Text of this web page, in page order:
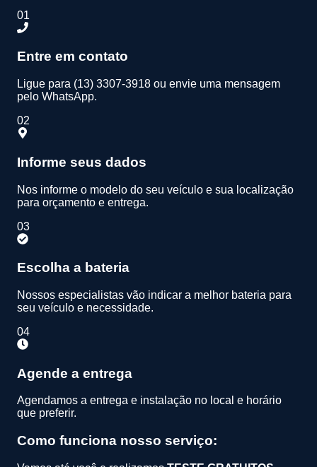
01
Entre em contato
Ligue para (13) 3307-3918 ou envie uma mensagem
pelo WhatsApp.
02
Informe seus dados
Nos informe o modelo do seu veículo e sua localização
para orçamento e entrega.
03
Escolha a bateria
Nossos especialistas vão indicar a melhor bateria para
seu veículo e necessidade.
04
Agende a entrega
Agendamos a entrega e instalação no local e horário
que preferir.
Como funciona nosso serviço: